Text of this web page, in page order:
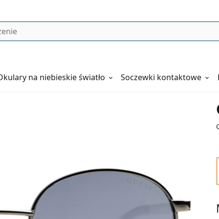
Soczewki kontaktowe
na niebieskie światło